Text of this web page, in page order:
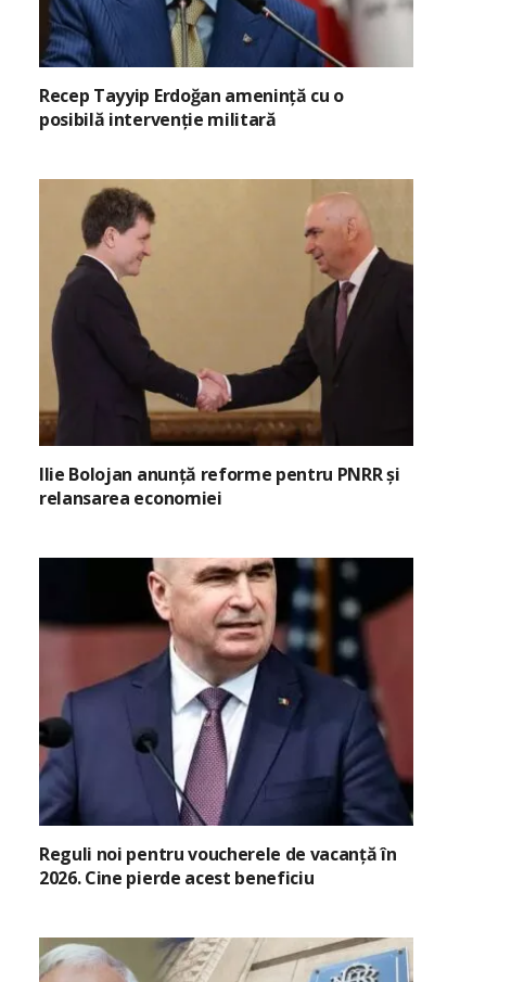
Recep Tayyip Erdoğan amenință cu o
posibilă intervenție militară
Ilie Bolojan anunță reforme pentru PNRR și
relansarea economiei
Reguli noi pentru voucherele de vacanță în
2026. Cine pierde acest beneficiu